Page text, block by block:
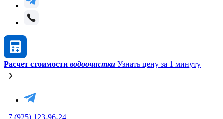
Расчет стоимости водоочистки Узнать цену за 1 минуту
+7 (925) 123-96-24